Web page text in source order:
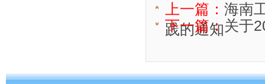
上一篇： 海南
践的通知
下一篇：关于